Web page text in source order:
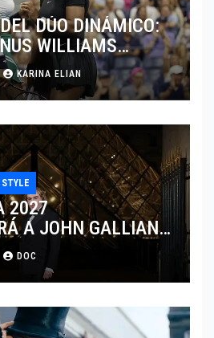
DÚO DINÁMICO:
WILLIAMS
DOBLES EN
KARINA ELIAN
STYLE
2027
A JOHN GALLIANO
REGRESO DEL REY
DOC